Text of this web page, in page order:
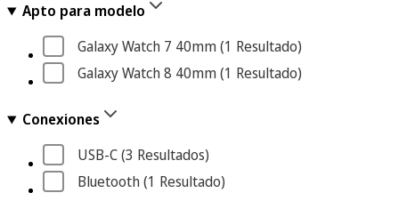
Apto para modelo
Galaxy Watch 7 40mm (1 Resultado)
Galaxy Watch 8 40mm (1 Resultado)
Conexiones
USB-C (3 Resultados)
Bluetooth (1 Resultado)